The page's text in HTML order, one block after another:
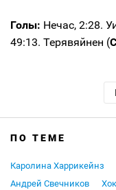
Голы: Нечас, 2:28.
49:13. Терявяйнен (
ПО ТЕМЕ
Каролина Харрикейнз
Андрей Свечников